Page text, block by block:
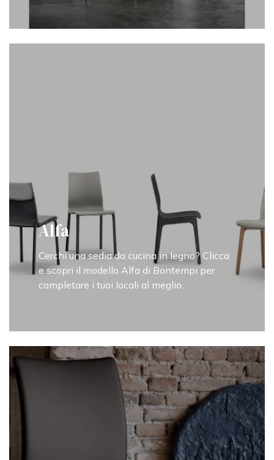
Alfa
Cerchi una sedia da cucina in legno? Clicca
e scopri il modello Alfa di Bontempi per
completare i tuoi locali al meglio.